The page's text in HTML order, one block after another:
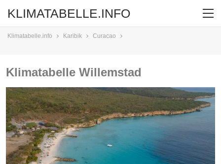
KLIMATABELLE.INFO
Klimatabelle.info Karibik Curacao
Klimatabelle Willemstad